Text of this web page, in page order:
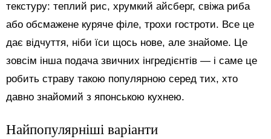
текстуру: теплий рис, хрумкий айсберг, свіжа риба
або обсмажене куряче філе, трохи гостроти. Все це
дає відчуття, ніби їси щось нове, але знайоме. Це
зовсім інша подача звичних інгредієнтів — і саме це
робить страву такою популярною серед тих, хто
давно знайомий з японською кухнею.
Найпопулярніші варіанти